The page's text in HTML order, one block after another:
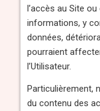
l’accès au Site
informations, y
données,
pourraient
l’Utilisateur.
Particulièrement,
du contenu des